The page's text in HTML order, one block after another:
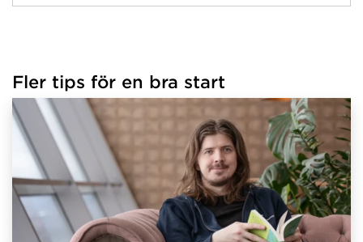
Fler tips för en bra start